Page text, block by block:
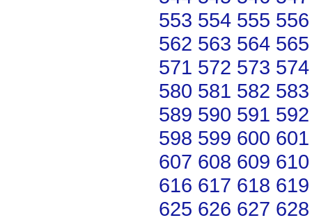
553 554 555 556
562 563 564 565
571 572 573 574
580 581 582 583
589 590 591 592
598 599 600 601
607 608 609 610
616 617 618 619
625 626 627 628